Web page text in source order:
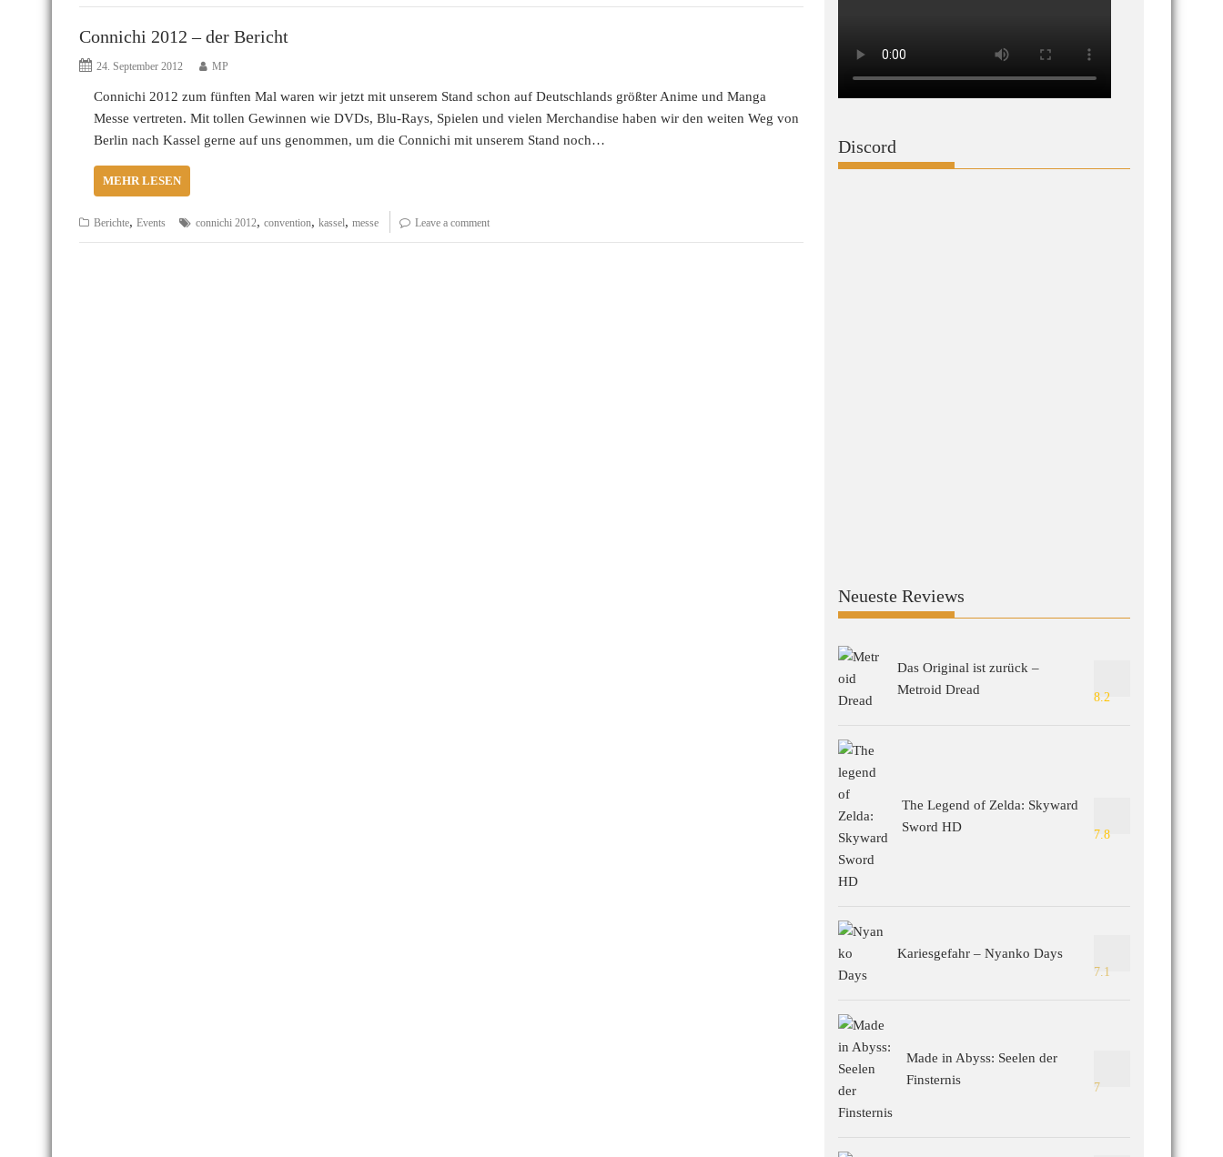
Connichi 2012 – der Bericht
24. September 2012 MP
Connichi 2012 zum fünften Mal waren wir jetzt mit unserem Stand schon auf Deutschlands größter Anime und Manga
Messe vertreten. Mit tollen Gewinnen wie DVDs, Blu-Rays, Spielen und vielen Merchandise haben wir den weiten Weg von
Berlin nach Kassel gerne auf uns genommen, um die Connichi mit unserem Stand noch…
MEHR LESEN
Berichte, Events connichi 2012, convention, kassel, messe Leave a comment
Discord
Neueste Reviews
Das Original ist zurück –
Metroid Dread
8.2
The Legend of Zelda: Skyward
Sword HD
7.8
Kariesgefahr – Nyanko Days
7.1
Made in Abyss: Seelen der
Finsternis
7